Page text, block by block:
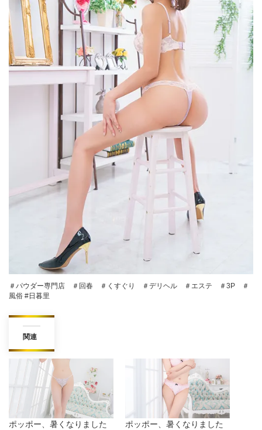
＃パウダー専門店 ＃回春 ＃くすぐり ＃デリヘル ＃エステ ＃3P ＃
風俗 #日暮里
関連
ポッポー、暑くなりました
ポッポー、暑くなりました